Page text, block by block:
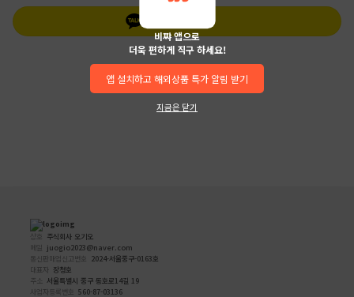
상호 주식회사 오기오
메일
juogio2023@naver.com
통신판매업신고번호 2024-서울중구-0163호
대표자 장청호
주소 서울특별시 중구 동호로14길 19
사업자등록번호 560-87-03136
비쨔 앱으로
더욱 편하게 직구 하세요!
앱 설치하고 해외상품 특가 알림 받기
지금은 닫기